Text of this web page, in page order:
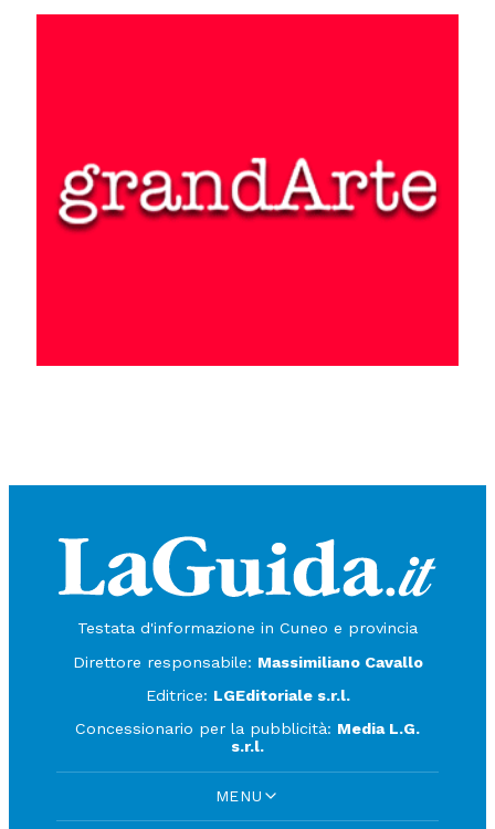
Testata d'informazione in Cuneo e provincia
Direttore responsabile: Massimiliano Cavallo
Editrice: LGEditoriale s.r.l.
Concessionario per la pubblicità: Media L.G.
s.r.l.
MENU